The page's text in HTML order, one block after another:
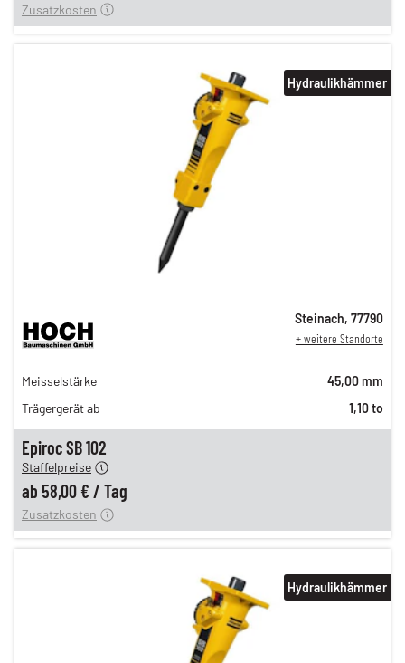
Zusatzkosten
Epiroc SB 102
98,00 €
81,00 €
67,00 €
Staffelpreise
ab 58,00 € / Tag
12,00 €
Zusatzkosten
Hydraulikhämmer
Steinach, 77790
+ weitere Standorte
Meisselstärke
45,00 mm
Trägergerät ab
1,10 to
Hydraulikhämmer